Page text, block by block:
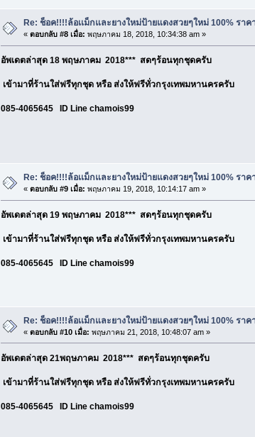
Re: ช็อค!!!!ล้อเเม็กและยางใหม่ป้ายแดงสวยๆใหม่ 100% ราค
«ตอบกลับ #8 เมื่อ: พฤษภาคม 18, 2018, 10:34:38 am »
อัพเดตล่าสุด 18 พฤษภาคม 2018*** สดๆร้อนทุกชุดครับ
เข้ามาที่ร้านใส่ฟรีทุกชุด หรือ ส่งให้ฟรีทั่วกรุงเทพมหานครครับ
085-4065645 ID Line chamois99
Re: ช็อค!!!!ล้อเเม็กและยางใหม่ป้ายแดงสวยๆใหม่ 100% ราค
«ตอบกลับ #9 เมื่อ: พฤษภาคม 19, 2018, 10:14:17 am »
อัพเดตล่าสุด 19 พฤษภาคม 2018*** สดๆร้อนทุกชุดครับ
เข้ามาที่ร้านใส่ฟรีทุกชุด หรือ ส่งให้ฟรีทั่วกรุงเทพมหานครครับ
085-4065645 ID Line chamois99
Re: ช็อค!!!!ล้อเเม็กและยางใหม่ป้ายแดงสวยๆใหม่ 100% ราค
«ตอบกลับ #10 เมื่อ: พฤษภาคม 21, 2018, 10:48:07 am »
อัพเดตล่าสุด 21พฤษภาคม 2018*** สดๆร้อนทุกชุดครับ
เข้ามาที่ร้านใส่ฟรีทุกชุด หรือ ส่งให้ฟรีทั่วกรุงเทพมหานครครับ
085-4065645 ID Line chamois99